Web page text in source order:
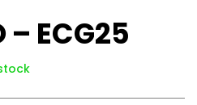
– ECG25